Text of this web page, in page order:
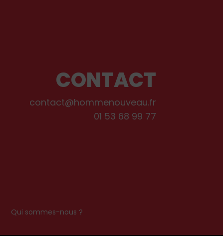
CONTACT
contact@hommenouveau.fr
01 53 68 99 77
Qui sommes-nous ?